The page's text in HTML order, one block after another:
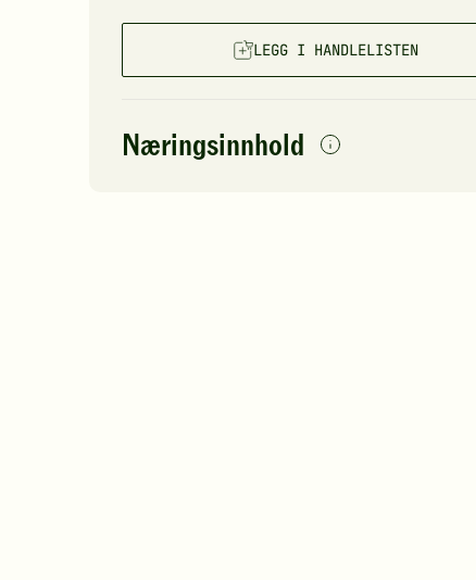
LEGG I HANDLELISTEN
Næringsinnhold